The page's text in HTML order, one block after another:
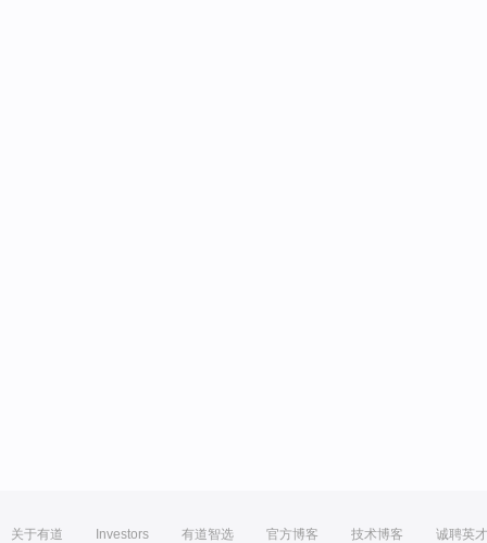
关于有道 Investors 有道智选 官方博客 技术博客 诚聘英才